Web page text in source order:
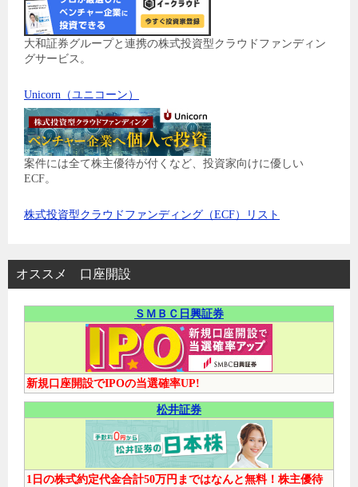
大和証券グループと連携の株式投資型クラウドファンディン
グサービス。
Unicorn（ユニコーン）
案件には全て株主優待が付くなど、投資家向けに優しい
ECF。
株式投資型クラウドファンディング（ECF）リスト
オススメ 口座開設
ＳＭＢＣ日興証券
新規口座開設でIPOの当選確率UP!
松井証券
1日の株式約定代金合計50万円まではなんと無料！株主優待